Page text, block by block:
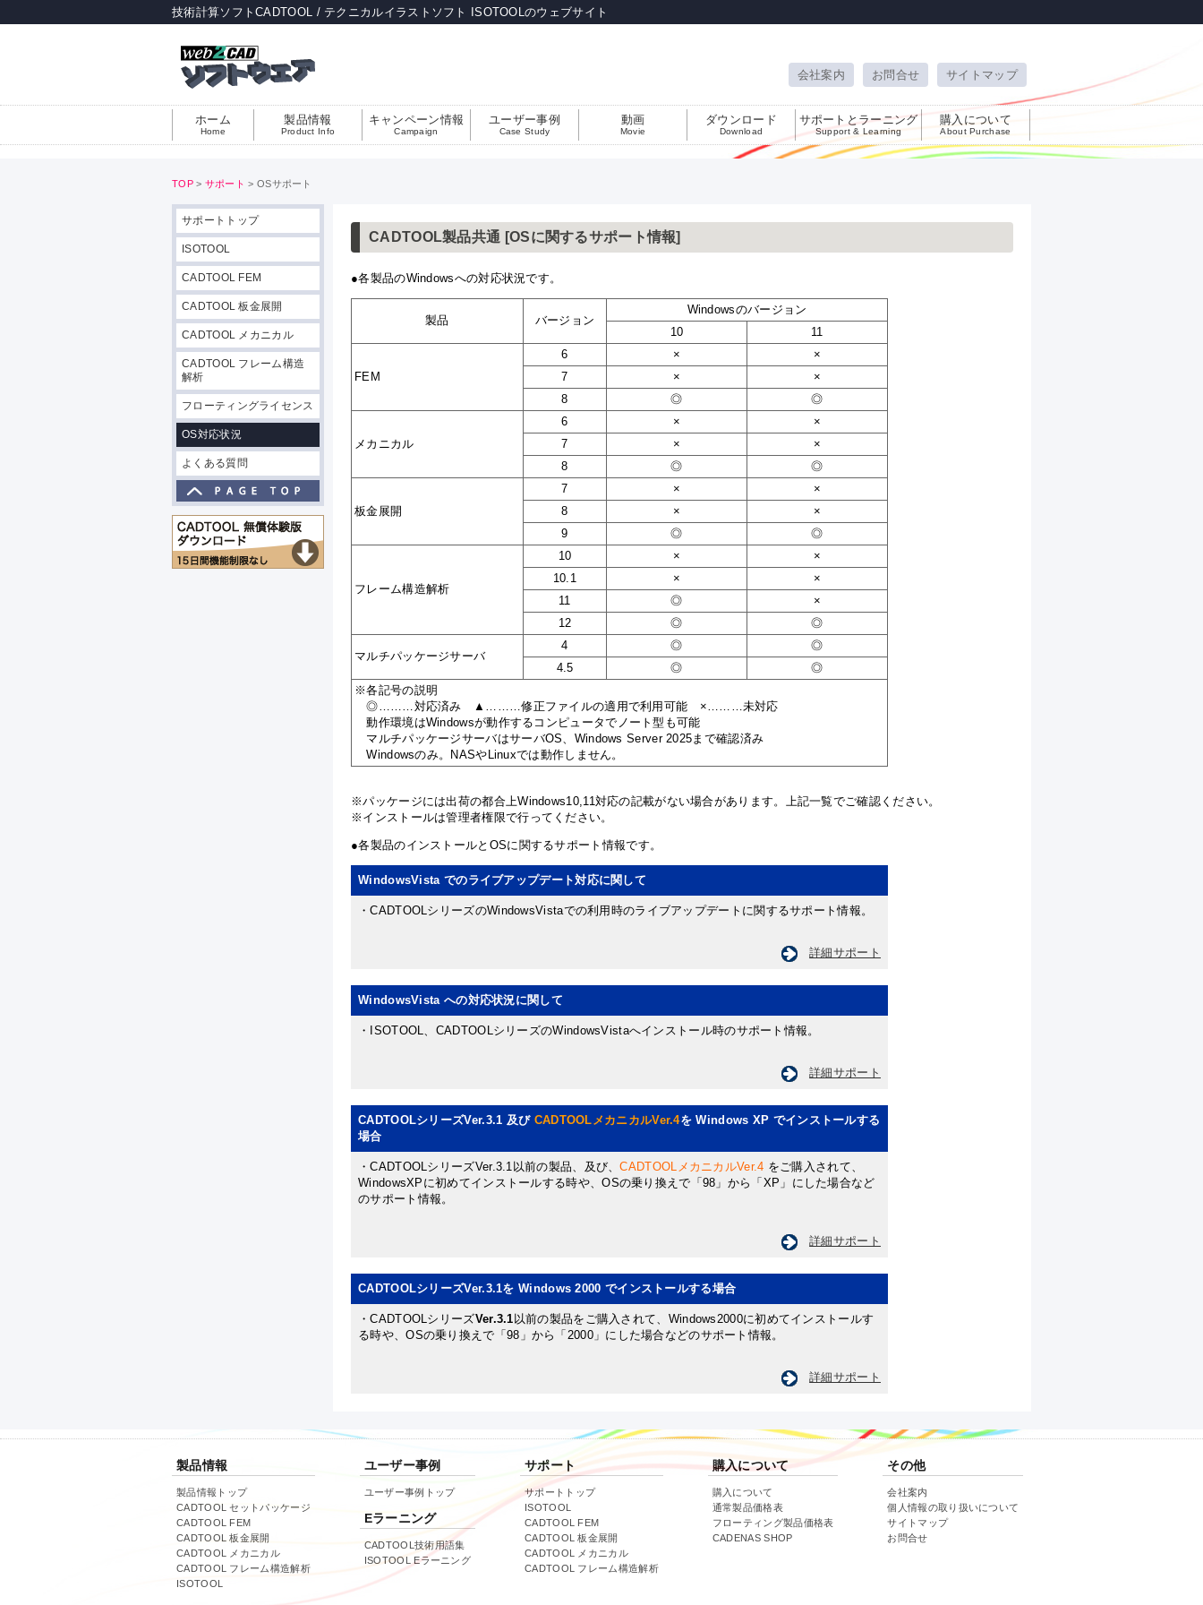
技術計算ソフトCADTOOL / テクニカルイラストソフト ISOTOOLのウェブサイト
会社案内 お問合せ サイトマップ
ホーム
Home
製品情報
Product Info
キャンペーン情報
Campaign
ユーザー事例
Case Study
動画
Movie
ダウンロード
Download
サポートとラーニング
Support & Learning
購入について
About Purchase
TOP> サポート > OSサポート
サポートトップ
ISOTOOL
CADTOOL FEM
CADTOOL 板金展開
CADTOOL メカニカル
CADTOOL フレーム構造
解析
フローティングライセンス
OS対応状況
よくある質問
CADTOOL製品共通 [OSに関するサポート情報]
●各製品のWindowsへの対応状況です。
製品 バージョン
Windowsのバージョン
10
11
FEM
6 ×
×
7
×
×
8
◎ ◎
メカニカル
6 ×
×
7
×
×
8
◎ ◎
板金展開
7 ×
×
8
×
×
9
◎ ◎
フレーム構造解析
10 ×
×
10.1
×
×
11
◎
×
12
◎ ◎
マルチパッケージサーバ
4 ◎
◎
4.5
◎
◎
※各記号の説明
◎………対応済み ▲………修正ファイルの適用で利用可能 ×………未対応
動作環境はWindowsが動作するコンピュータでノート型も可能
マルチパッケージサーバはサーバOS、Windows Server 2025まで確認済み
Windowsのみ。NASやLinuxでは動作しません。
※パッケージには出荷の都合上Windows10,11対応の記載がない場合があります。上記一覧でご確認ください。
※インストールは管理者権限で行ってください。
●各製品のインストールとOSに関するサポート情報です。
WindowsVista でのライブアップデート対応に関して
・CADTOOLシリーズのWindowsVistaでの利用時のライブアップデートに関するサポート情報。
詳細サポート
WindowsVista への対応状況に関して
・ISOTOOL、CADTOOLシリーズのWindowsVistaへインストール時のサポート情報。
詳細サポート
CADTOOLシリーズVer.3.1 及びCADTOOLメカニカルVer.4を Windows XP でインストールする
場合
・CADTOOLシリーズVer.3.1以前の製品、及び、CADTOOLメカニカルVer.4 をご購入されて、
WindowsXPに初めてインストールする時や、OSの乗り換えで「98」から「XP」にした場合など
のサポート情報。
詳細サポート
CADTOOLシリーズVer.3.1を Windows 2000 でインストールする場合
・CADTOOLシリーズVer.3.1 以前の製品をご購入されて、Windows2000に初めてインストールす
る時や、OSの乗り換えで「98」から「2000」にした場合などのサポート情報。
詳細サポート
製品情報
製品情報トップ
CADTOOL セットパッケージ
CADTOOL FEM
CADTOOL 板金展開
CADTOOL メカニカル
CADTOOL フレーム構造解析
ISOTOOL
ユーザー事例
ユーザー事例トップ
Eラーニング
CADTOOL技術用語集
ISOTOOL Eラーニング
サポート
サポートトップ
ISOTOOL
CADTOOL FEM
CADTOOL 板金展開
CADTOOL メカニカル
CADTOOL フレーム構造解析
購入について
購入について
通常製品価格表
フローティング製品価格表
CADENAS SHOP
その他
会社案内
個人情報の取り扱いについて
サイトマップ
お問合せ